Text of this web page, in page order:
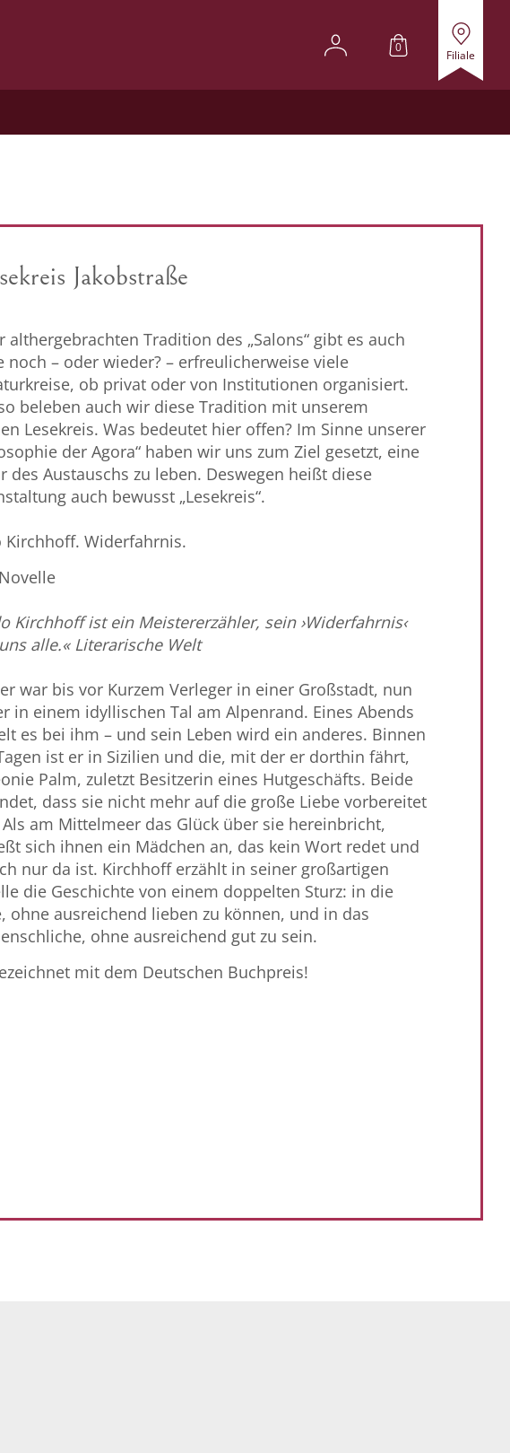
0
Filiale
Jakobstraße
althergebrachten Tradition des „Salons“ gibt es auch
noch – oder wieder? – erfreulicherweise viele
ob privat oder von Institutionen organisiert.
beleben auch wir diese Tradition mit unserem
Lesekreis. Was bedeutet hier offen? Im Sinne unserer
der Agora“ haben wir uns zum Ziel gesetzt, eine
des Austauschs zu leben. Deswegen heißt diese
auch bewusst „Lesekreis“.
Kirchhoff. Widerfahrnis.
Kirchhoff ist ein Meistererzähler, sein ›Widerfahrnis‹
alle.« Literarische Welt
war bis vor Kurzem Verleger in einer Großstadt, nun
in einem idyllischen Tal am Alpenrand. Eines Abends
es bei ihm – und sein Leben wird ein anderes. Binnen
ist er in Sizilien und die, mit der er dorthin fährt,
Palm, zuletzt Besitzerin eines Hutgeschäfts. Beide
dass sie nicht mehr auf die große Liebe vorbereitet
am Mittelmeer das Glück über sie hereinbricht,
sich ihnen ein Mädchen an, das kein Wort redet und
nur da ist. Kirchhoff erzählt in seiner großartigen
die Geschichte von einem doppelten Sturz: in die
ohne ausreichend lieben zu können, und in das
ohne ausreichend gut zu sein.
mit dem Deutschen Buchpreis!